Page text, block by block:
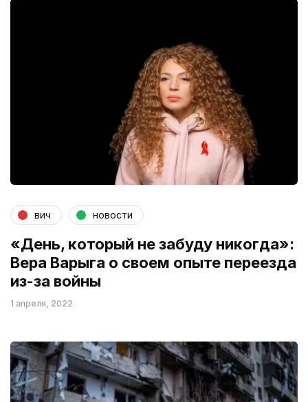
вич новости
«День, который не забуду никогда»:
Вера Варыга о своем опыте переезда
из-за войны
1 апреля, 2022